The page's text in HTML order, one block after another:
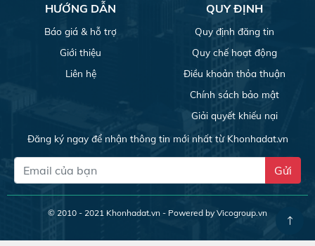
HƯỚNG DẪN
Báo giá & hỗ trợ
Giới thiệu
Liên hệ
QUY ĐỊNH
Quy định đăng tin
Quy chế hoạt động
Điều khoản thỏa thuận
Chính sách bảo mật
Giải quyết khiếu nại
Đăng ký ngay để nhận thông tin mới nhất từ Khonhadat.vn
Gửi
© 2010 - 2021 Khonhadat.vn - Powered by Vicogroup.vn